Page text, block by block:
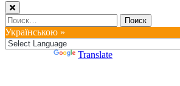
Найти:
Українською »
Translate